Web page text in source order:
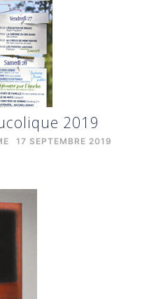
2019
17 SEPTEMBRE 2019